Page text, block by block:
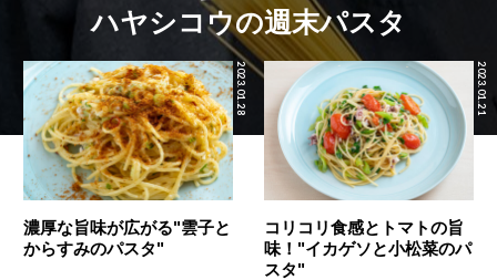
ハヤシコウの週末パスタ
2023.01.28
濃厚な旨味が広がる"雲子と
からすみのパスタ"
2023.01.21
コリコリ食感とトマトの旨
味！"イカゲソと小松菜のパ
スタ"